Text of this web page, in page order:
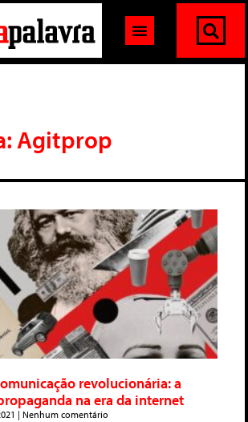
Agitprop
revolucionária: a
na era da internet
Nenhum comentário